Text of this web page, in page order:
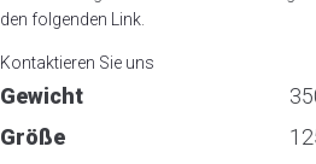
den folgenden Link
Kontaktieren Sie uns
Gewicht
Größe